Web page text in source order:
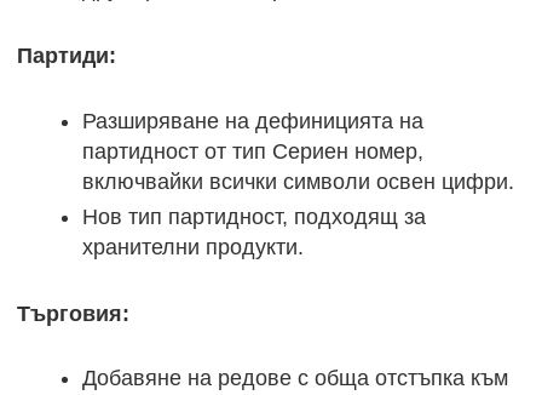
Партиди:
Разширяване на дефиницията на
партидност от тип Сериен номер,
включвайки всички символи освен цифри.
Нов тип партидност, подходящ за
хранителни продукти.
Търговия:
Добавяне на редове с обща отстъпка към